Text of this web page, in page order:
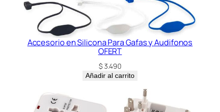
Accesorio en Silicona Para Gafas y Audifonos
OFERT
$3.490
Añadir al carrito